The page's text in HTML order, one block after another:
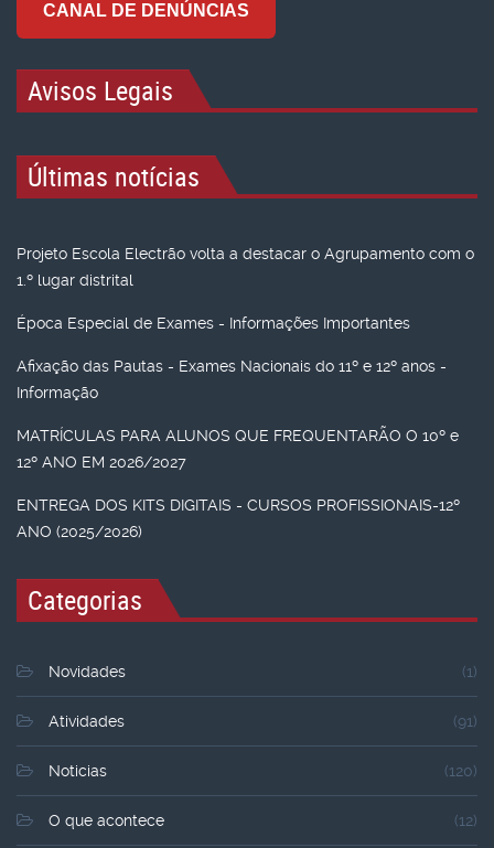
CANAL DE DENÚNCIAS
Avisos Legais
Últimas notícias
Projeto Escola Electrão volta a destacar o Agrupamento com o
1.º lugar distrital
Época Especial de Exames - Informações Importantes
Afixação das Pautas - Exames Nacionais do 11º e 12º anos -
Informação
MATRÍCULAS PARA ALUNOS QUE FREQUENTARÃO O 10º e
12º ANO EM 2026/2027
ENTREGA DOS KITS DIGITAIS - CURSOS PROFISSIONAIS-12º
ANO (2025/2026)
Categorias
Novidades (1)
Atividades (91)
Noticias (120)
O que acontece (12)